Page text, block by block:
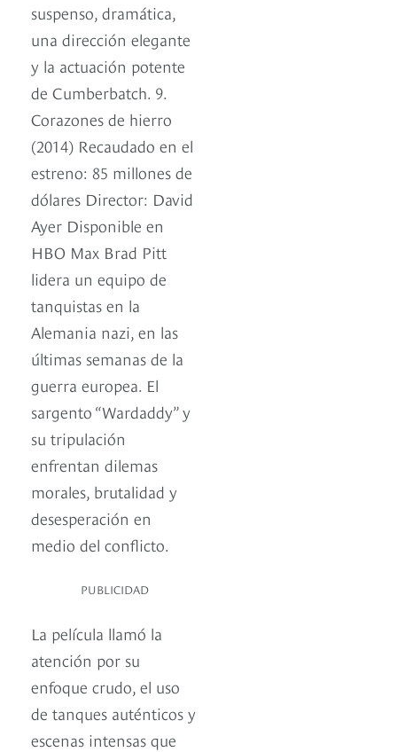
suspenso, dramática,
una dirección elegante
y la actuación potente
de Cumberbatch. 9.
Corazones de hierro
(2014) Recaudado en el
estreno: 85 millones de
dólares Director: David
Ayer Disponible en
HBO Max Brad Pitt
lidera un equipo de
tanquistas en la
Alemania nazi, en las
últimas semanas de la
guerra europea. El
sargento “Wardaddy” y
su tripulación
enfrentan dilemas
morales, brutalidad y
desesperación en
medio del conflicto.
PUBLICIDAD
La película llamó la
atención por su
enfoque crudo, el uso
de tanques auténticos y
escenas intensas que